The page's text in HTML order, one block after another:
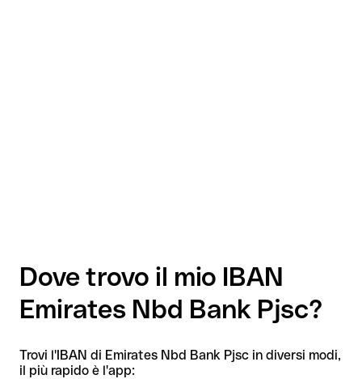
Dove trovo il mio IBAN
Emirates Nbd Bank Pjsc?
Trovi l'IBAN di Emirates Nbd Bank Pjsc in diversi modi,
il più rapido è l'app: